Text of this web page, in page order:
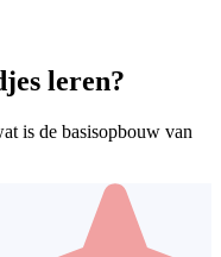
leren?
is de basisopbouw van